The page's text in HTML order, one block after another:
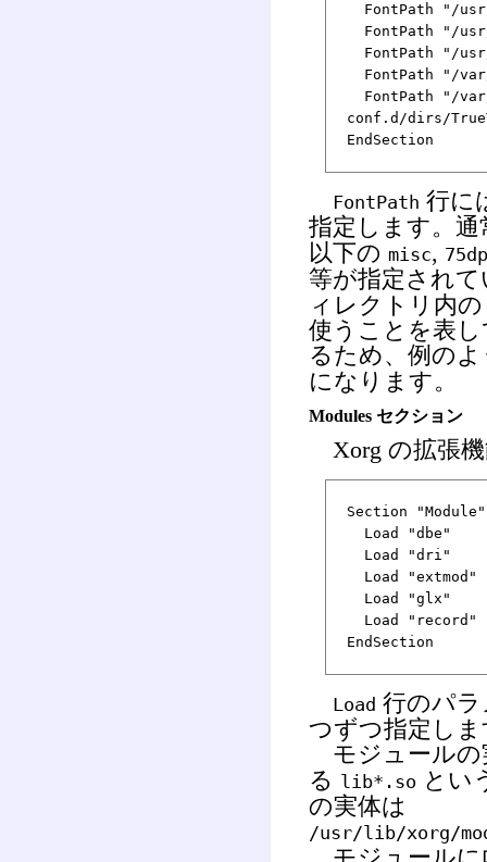
FontPath "/
FontPath "/
FontPath "/
FontPath "/
FontPath "/
conf.d/dirs/
EndSection
FontPath 行に
指定します。
以下の misc,
等が指定され
ィレクトリ内
使うことを表し
るため、例の
になります。
Modules セクション
Xorg の拡張
Section "Module"
Load "dbe"
Load "dri"
Load "extmod"
Load "glx"
Load "record"
EndSection
Load 行のパ
つずつ指定しま
モジュール
る lib*.so とい
の実体は
/usr/lib/xorg/